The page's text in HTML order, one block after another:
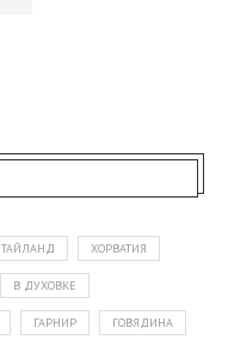
ТАЙЛАНД ХОРВАТИЯ
В ДУХОВКЕ
ГАРНИР ГОВЯДИНА